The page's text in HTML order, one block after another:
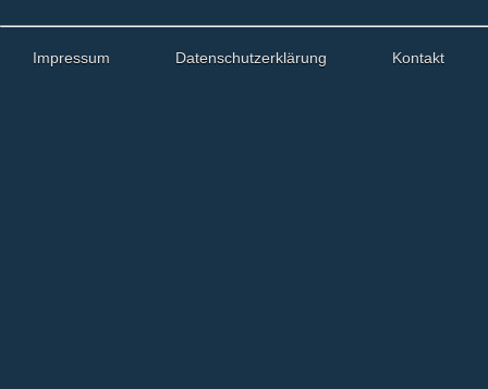
Impressum Datenschutzerklärung Kontakt